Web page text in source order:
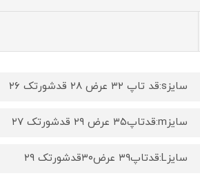
سایزs:قد تاپ ۳۲ عرض ۲۸ قدشورتک ۲۶
سایزm:قدتاپ۳۵ عرض ۲۹ قدشورتک ۲۷
سایزL:قدتاپ۳۹ عرض۳۰قدشورتک ۲۹